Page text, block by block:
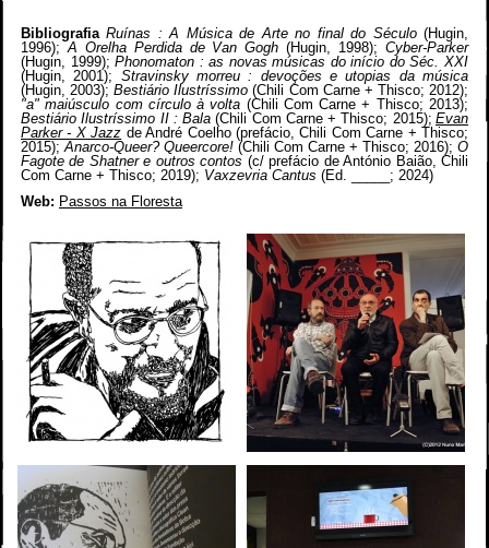
BibliografiaRuínas : A Música de Arte no final do Século(Hugin,
1996);A Orelha Perdida de Van Gogh (Hugin, 1998);Cyber-Parker
(Hugin, 1999);Phonomaton : as novas músicas do início do Séc. XXI
(Hugin, 2001); Stravinsky morreu : devoções e utopias da música
(Hugin, 2003);Bestiário Ilustríssimo(Chili Com Carne + Thisco; 2012);
"a" maiúsculo com círculo à volta (Chili Com Carne + Thisco; 2013);
Bestiário Ilustríssimo II : Bala (Chili Com Carne + Thisco; 2015); Evan
Parker - X Jazz de André Coelho (prefácio, Chili Com Carne + Thisco;
2015); Anarco-Queer? Queercore! (Chili Com Carne + Thisco; 2016); O
Fagote de Shatner e outros contos (c/ prefácio de António Baião, Chili
Com Carne + Thisco; 2019); Vaxzevria Cantus (Ed. _____; 2024)
Web: Passos na Floresta